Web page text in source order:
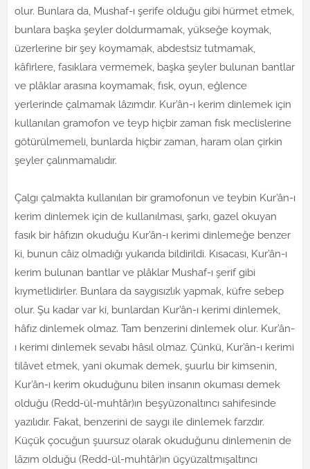
olur. Bunlara da, Mushaf-ı şerife olduğu gibi hürmet etmek,
bunlara başka şeyler doldurmamak, yükseğe koymak,
üzerlerine bir şey koymamak, abdestsiz tutmamak,
kâfirlere, fasıklara vermemek, başka şeyler bulunan bantlar
ve plâklar arasına koymamak, fısk, oyun, eğlence
yerlerinde çalmamak lâzımdır. Kur’ân-ı kerim dinlemek için
kullanılan gramofon ve teyp hiçbir zaman fısk meclislerine
götürülmemeli, bunlarda hiçbir zaman, haram olan çirkin
şeyler çalınmamalıdır.
Çalgı çalmakta kullanılan bir gramofonun ve teybin Kur’ân-ı
kerim dinlemek için de kullanılması, şarkı, gazel okuyan
fasık bir hâfızın okuduğu Kur’ân-ı kerimi dinlemeğe benzer
ki, bunun câiz olmadığı yukarıda bildirildi. Kısacası, Kur’ân-ı
kerim bulunan bantlar ve plâklar Mushaf-ı şerif gibi
kıymetlidirler. Bunlara da saygısızlık yapmak, küfre sebep
olur. Şu kadar var ki, bunlardan Kur’ân-ı kerimi dinlemek,
hâfız dinlemek olmaz. Tam benzerini dinlemek olur. Kur’ân-
ı kerimi dinlemek sevabı hâsıl olmaz. Çünkü, Kur’ân-ı kerimi
tilâvet etmek, yani okumak demek, şuurlu bir kimsenin,
Kur’ân-ı kerim okuduğunu bilen insanın okuması demek
olduğu (Redd-ül-muhtâr)ın beşyüzonaltıncı sahifesinde
yazılıdır. Fakat, benzerini de saygı ile dinlemek farzdır.
Küçük çocuğun şuursuz olarak okuduğunu dinlemenin de
lâzım olduğu (Redd-ül-muhtâr)ın üçyüzaltmışaltıncı